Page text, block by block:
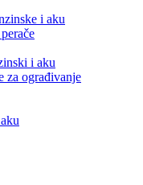
i aku
i aku
za ograđivanje